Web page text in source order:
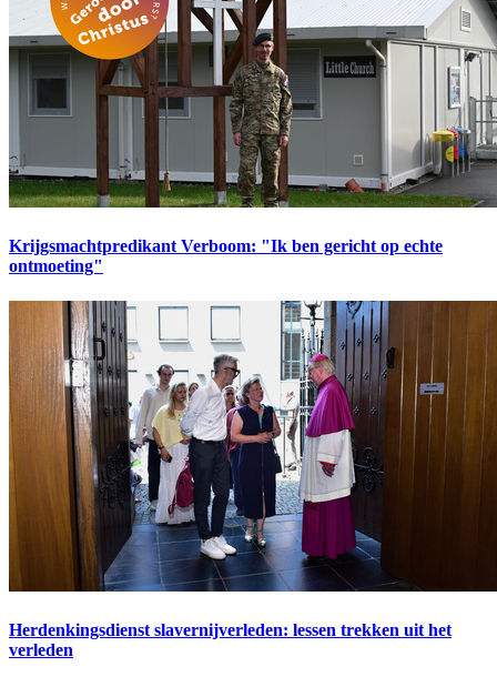
Krijgsmachtpredikant Verboom: "Ik ben gericht op echte
ontmoeting"
Herdenkingsdienst slavernijverleden: lessen trekken uit het
verleden